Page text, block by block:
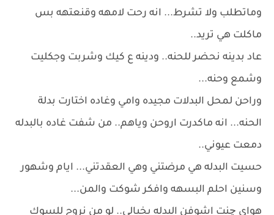
وماتطلب ولا تشرط... انه رحت لامهه وقنعتهه بس
ماكلت هي تريد..
عاد بدينه نحضر للحنه.. ودينه ع كيك وشربت وجكليت
وشمع وحنه...
وراحن لمحل البدلات مجيده وامي وغاده اختارت بدلة
الحنه... انه ماكدرت اروحن وياهم.. من شفت غاده بالبدله
دمعت عيوني..
حسيت البدله هي مرضتني وهي العقدتني... ايام وشهور
وسنين احلم البسهه وافكر شوكت والمن...
هواي چنت اشوفن البدله بخيالي.. لو من نروح للسوك